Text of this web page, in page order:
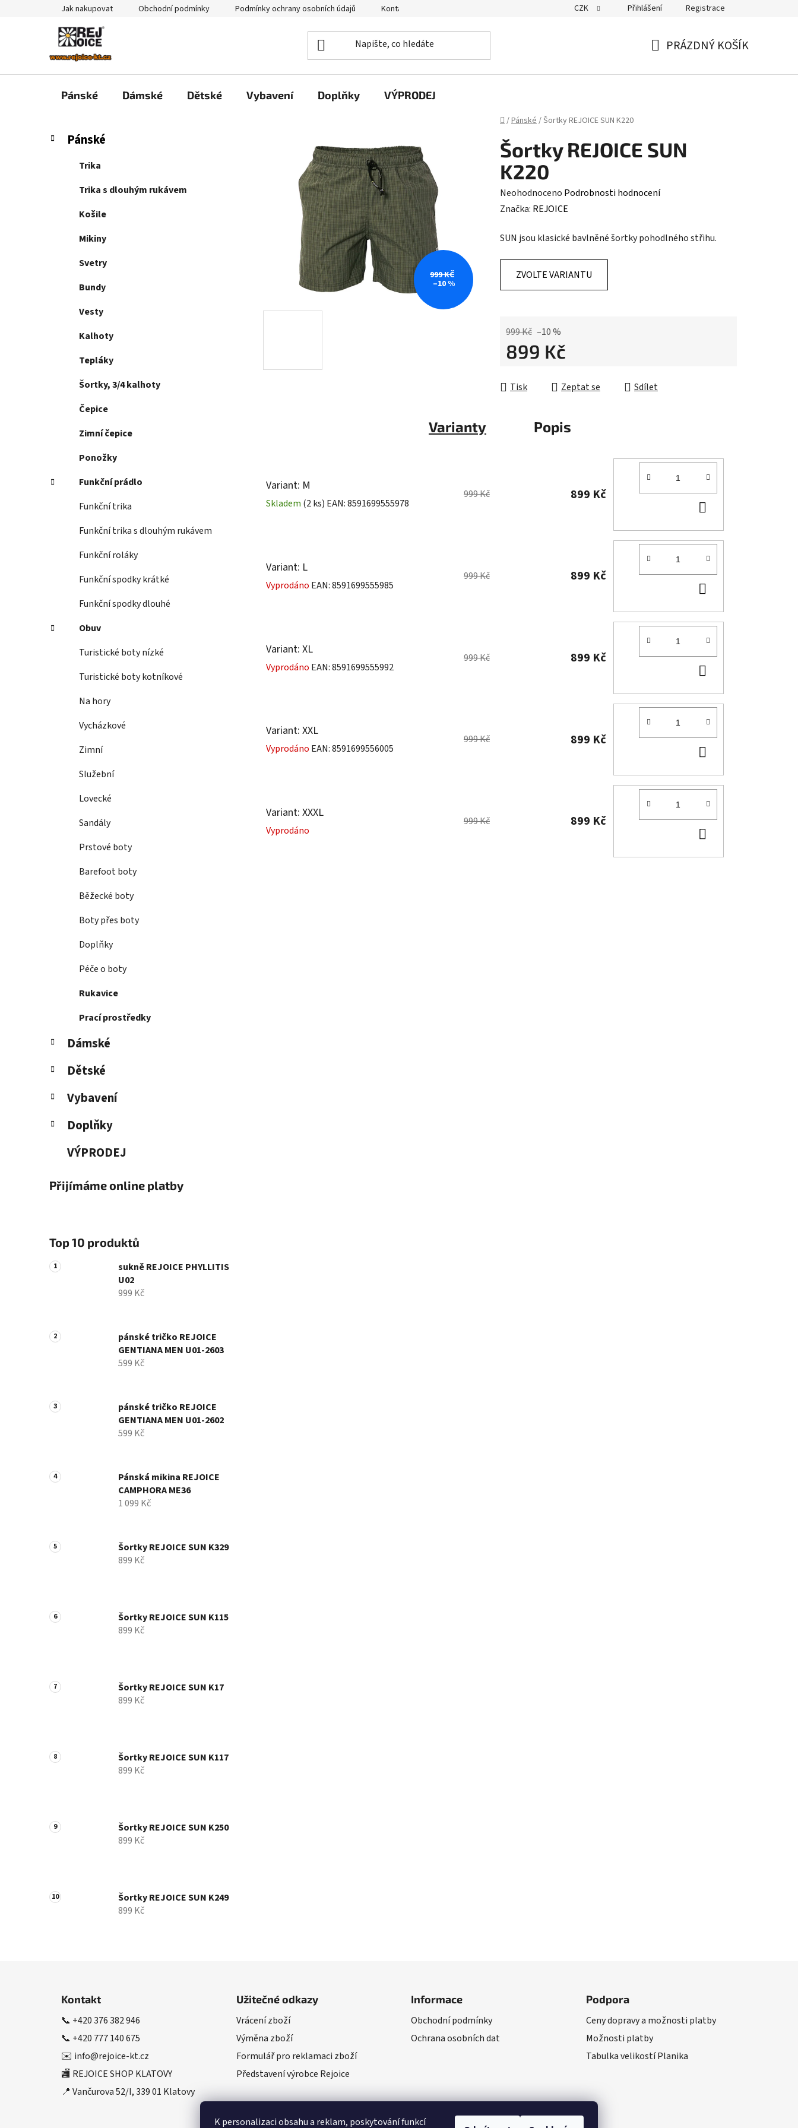
K personalizaci obsahu a reklam, poskytování funkcí
Jak nakupovat Obchodní podmínky Podmínky ochrany osobních údajů Kontakty CZK Přihlášení Registrace
PRÁZDNÝ KOŠÍK
Pánské Dámské Dětské Vybavení Doplňky VÝPRODEJ
Domů
/Pánské/Šortky REJOICE SUN K220
P
Přeskočit
kategorie
K
a
Pánské
Trika
Trika s dlouhým rukávem
Košile
Mikiny
Svetry
Bundy
Vesty
Kalhoty
Tepláky
Šortky, 3/4 kalhoty
Čepice
Zimní čepice
Ponožky
Funkční prádlo
Funkční trika
Funkční trika s dlouhým rukávem
Funkční roláky
Funkční spodky krátké
Funkční spodky dlouhé
Obuv
Turistické boty nízké
Turistické boty kotníkové
Na hory
Vycházkové
Zimní
Služební
Lovecké
Sandály
Prstové boty
Barefoot boty
Běžecké boty
Boty přes boty
Doplňky
Péče o boty
Rukavice
Prací prostředky
Dámské
Dětské
Vybavení
Doplňky
VÝPRODEJ
Přijímáme online platby
Top 10 produktů
sukně REJOICE PHYLLITIS
U02
999 Kč
pánské tričko REJOICE
GENTIANA MEN U01-2603
599 Kč
pánské tričko REJOICE
GENTIANA MEN U01-2602
599 Kč
Pánská mikina REJOICE
CAMPHORA ME36
1 099 Kč
Šortky REJOICE SUN K329
899 Kč
Šortky REJOICE SUN K115
899 Kč
Šortky REJOICE SUN K17
899 Kč
Šortky REJOICE SUN K117
899 Kč
Šortky REJOICE SUN K250
899 Kč
Šortky REJOICE SUN K249
899 Kč
Šortky REJOICE SUN
K220
Průměrné
hodnocení
je
0,0
5
Neohodnoceno Podrobnosti hodnocení
Značka: REJOICE
SUN jsou klasické bavlněné šortky pohodlného střihu.
ZVOLTE VARIANTU
999 Kč –10 %
899 Kč
Tisk
Zeptat se Sdílet
999 KČ
–10 %
Varianty Popis
Variant: M
Skladem (2 ks) EAN:8591699555978
999 Kč 899 Kč
KOŠÍKU
Variant: L
Vyprodáno EAN:8591699555985
999 Kč 899 Kč
KOŠÍKU
Variant: XL
Vyprodáno EAN:8591699555992
999 Kč 899 Kč
KOŠÍKU
Variant: XXL
Vyprodáno EAN:8591699556005
999 Kč 899 Kč
KOŠÍKU
Variant: XXXL
Vyprodáno
999 Kč 899 Kč
KOŠÍKU
Kontakt
📞 +420 376 382 946
📞 +420 777 140 675
✉️ info@rejoice-kt.cz
🏬 REJOICE SHOP KLATOVY
📍 Vančurova 52/I, 339 01 Klatovy
Užitečné odkazy
Vrácení zboží
Výměna zboží
Formulář pro reklamaci zboží
Představení výrobce Rejoice
Informace
Obchodní podmínky
Ochrana osobních dat
Podpora
Ceny dopravy a možnosti platby
Možnosti platby
Tabulka velikostí Planika